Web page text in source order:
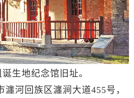
生地纪念馆旧址。
河回族区瀍涧大道455号，